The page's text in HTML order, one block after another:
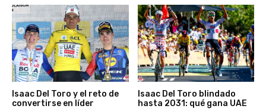
Isaac Del Toro y el reto de
convertirse en líder
Isaac Del Toro blindado
hasta 2031: qué gana UAE